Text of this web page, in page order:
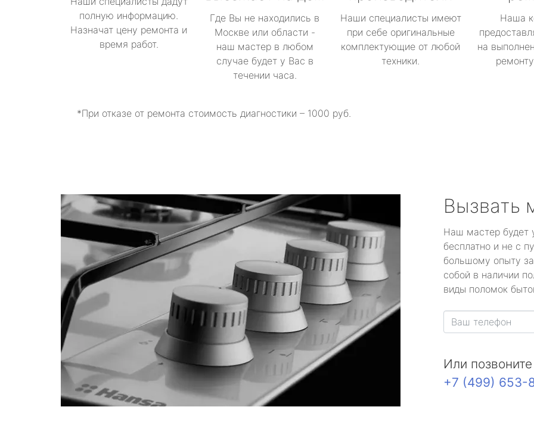
полную информацию.
Назначат цену ремонта и
время работ.
Где Вы не находились в
Москве или области -
наш мастер в любом
случае будет у Вас в
течении часа.
Наши специалисты имеют
при себе оригинальные
комплектующие от любой
техники.
Наша
на
*При отказе от ремонта стоимость диагностики – 1000 руб.
Вызвать
Наш мастер будет
бесплатно и не с
большому опыту
собой в наличии
виды поломок
Или
+7 (499) 653-